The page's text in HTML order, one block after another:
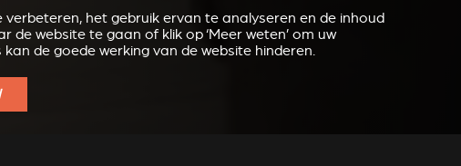
het gebruik ervan te analyseren en de inhoud
website te gaan of klik op ‘Meer weten’ om uw
de goede werking van de website hinderen.